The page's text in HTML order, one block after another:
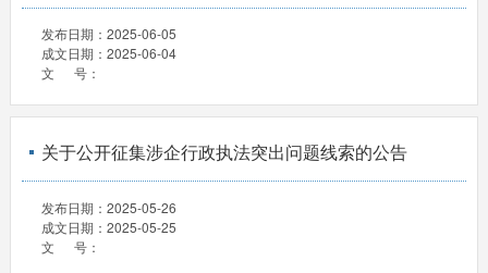
发布日期： 2025-06-05
成文日期： 2025-06-04
文 号：
关于公开征集涉企行政执法突出问题线索的公告
发布日期： 2025-05-26
成文日期： 2025-05-25
文 号：